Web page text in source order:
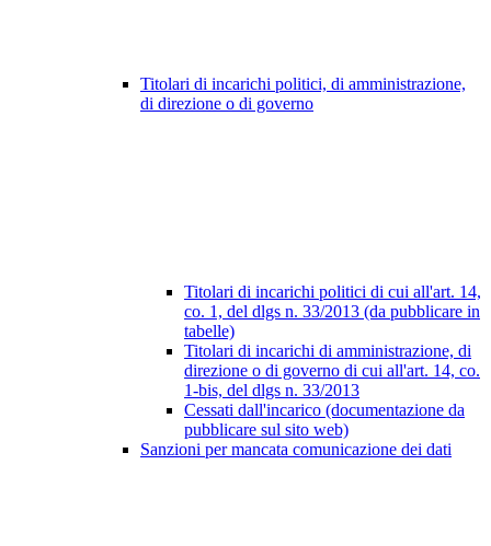
Titolari di incarichi politici, di amministrazione,
di direzione o di governo
Titolari di incarichi politici di cui all'art. 14,
co. 1, del dlgs n. 33/2013 (da pubblicare in
tabelle)
Titolari di incarichi di amministrazione, di
direzione o di governo di cui all'art. 14, co.
1-bis, del dlgs n. 33/2013
Cessati dall'incarico (documentazione da
pubblicare sul sito web)
Sanzioni per mancata comunicazione dei dati